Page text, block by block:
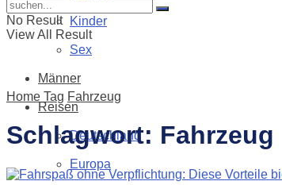
Kinder
Sex
Männer
Reisen
Deutschland
Europa
No Result
View All Result
Home Tag Fahrzeug
Schlagwort: Fahrzeug